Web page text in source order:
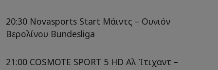
20:30 Novasports Start Μάιντς – Ουνιόν
Βερολίνου Bundesliga
21:00 COSMOTE SPORT 5 HD Αλ Ίτιχαντ –